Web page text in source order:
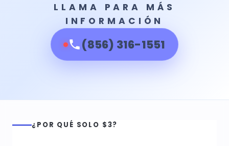
LLAMA PARA MÁS
INFORMACIÓN
(856) 316-1551
¿POR QUÉ SOLO $3?